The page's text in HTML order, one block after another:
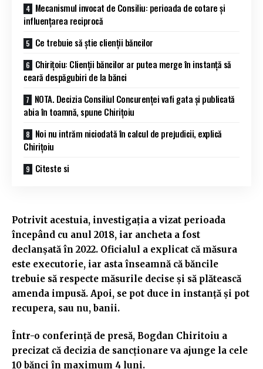
Mecanismul invocat de Consiliu: perioada de cotare și
influențarea reciprocă
Ce trebuie să știe clienții băncilor
Chirițoiu: Clienții băncilor ar putea merge în instanță să
ceară despăgubiri de la bănci
NOTA. Decizia Consiliul Concurenței vafi gata și publicată
abia în toamnă, spune Chirițoiu
Noi nu intrăm niciodată în calcul de prejudicii, explică
Chirițoiu
Citeste si
Potrivit acestuia, investigația a vizat perioada
începând cu anul 2018, iar ancheta a fost
declanșată în 2022. Oficialul a explicat că măsura
este executorie, iar asta înseamnă că băncile
trebuie să respecte măsurile decise și să plătească
amenda impusă. Apoi, se pot duce in instanță și pot
recupera, sau nu, banii.
Într-o conferință de presă, Bogdan Chiritoiu a
precizat că decizia de sancționare va ajunge la cele
10 bănci în maximum 4 luni.